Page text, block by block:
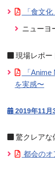
「食文
ニューヨ
現場レポー
「
を実感〜
2019年11月
驚クレアな
都会のオ